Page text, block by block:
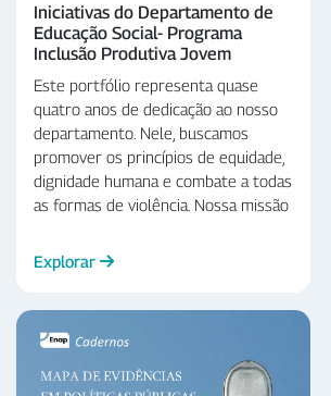
Iniciativas do Departamento de
Educação Social- Programa
Inclusão Produtiva Jovem
Este portfólio representa quase
quatro anos de dedicação ao nosso
departamento. Nele, buscamos
promover os princípios de equidade,
dignidade humana e combate a todas
as formas de violência. Nossa missão
visem superar a exclusão, evasão e
desigualdades educacionais.Acredito
proporcionando insights e inspiração
para futuras iniciativas.
Explorar